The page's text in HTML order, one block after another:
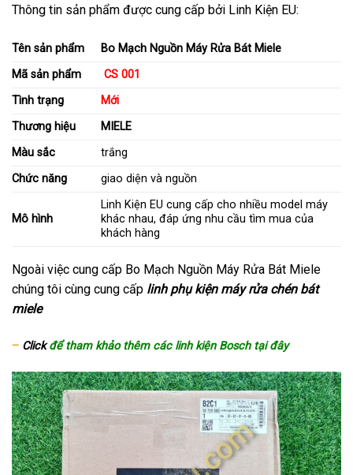
Thông tin sản phẩm được cung cấp bởi Linh Kiện EU:
Tên sản phẩm
Bo Mạch Nguồn Máy Rửa Bát Miele
Mã sản phẩm
CS 001
Tình trạng
Mới
Thương hiệu
MIELE
Màu sắc
trắng
Chức năng
giao diện và nguồn
Mô hình
Linh Kiện EU cung cấp cho nhiều model máy
khác nhau, đáp ứng nhu cầu tìm mua của
khách hàng
Ngoài việc cung cấp Bo Mạch Nguồn Máy Rửa Bát Miele
chúng tôi cùng cung cấp linh phụ kiện máy rửa chén bát
miele
– Click để tham khảo thêm các linh kiện Bosch tại đây